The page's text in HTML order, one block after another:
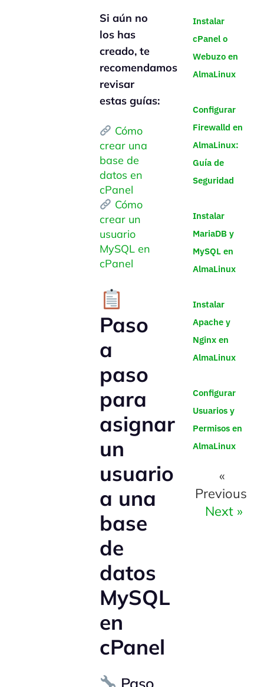
Si aún no
los has
creado, te
recomendamos
revisar
estas guías:
Cómo
crear una
base de
datos en
cPanel
Cómo
crear un
usuario
MySQL en
cPanel
Paso
a
paso
para
asignar
un
usuario
a una
base
de
datos
MySQL
en
cPanel
Paso
Instalar
cPanel o
Webuzo en
AlmaLinux
Configurar
Firewalld en
AlmaLinux:
Guía de
Seguridad
Instalar
MariaDB y
MySQL en
AlmaLinux
Instalar
Apache y
Nginx en
AlmaLinux
Configurar
Usuarios y
Permisos en
AlmaLinux
«
Previous
Next »